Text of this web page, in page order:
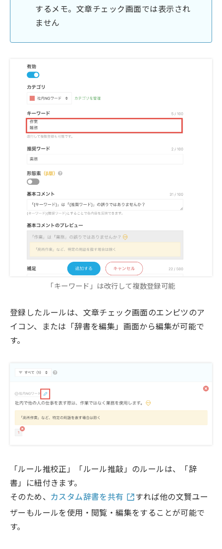
するメモ。文章チェック画面では表示され
ません
「キーワード」は改行して複数登録可能
登録したルールは、文章チェック画面のエンピツのア
イコン、または「辞書を編集」画面から編集が可能で
す。
「ルール推校正」「ルール推敲」のルールは、「辞
書」に紐付きます。
そのため、 カスタム辞書を共有
すれば他の文賢ユー
ザーもルールを使用・閲覧・編集をすることが可能で
す。